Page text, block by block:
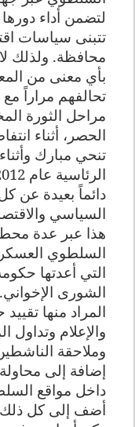
لتضمن أداء
تتبنى سياسات
محافظة. ولذلك
بأي معنى من
تحالفهم مراراً مع
مراحل الثورة
تنحي مبارك
دائماً بعيدة عن
السياسي
هذا عبر عدة
السلطوي
التي أعدتها
الشورى
المراد منها
والإعلام وتداول
وملاحقة
إضافة إلى
داخل مواقع
أضف إلى كل ذلك